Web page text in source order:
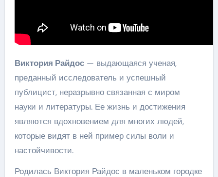
Виктория Райдос— выдающаяся ученая,
преданный исследователь и успешный
публицист, неразрывно связанная с миром
науки и литературы. Ее жизнь и достижения
являются вдохновением для многих людей,
которые видят в ней пример силы воли и
настойчивости.
Родилась Виктория Райдос в маленьком городке